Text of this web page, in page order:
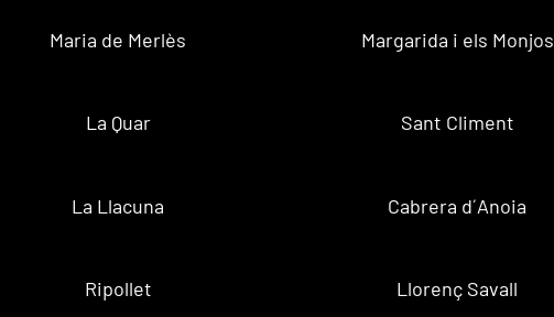
Maria de Merlès Margarida i els Monjos
La Quar Sant Climent
La Llacuna Cabrera d´Anoia
Ripollet Llorenç Savall